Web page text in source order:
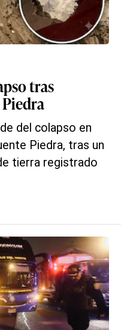
tras
del colapso en
Piedra, tras un
tierra registrado